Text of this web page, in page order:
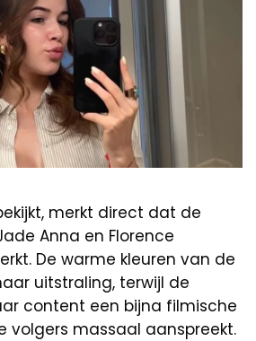
merkt direct dat de
Anna en Florence
De warme kleuren van de
uitstraling, terwijl de
content een bijna filmische
volgers massaal aanspreekt.